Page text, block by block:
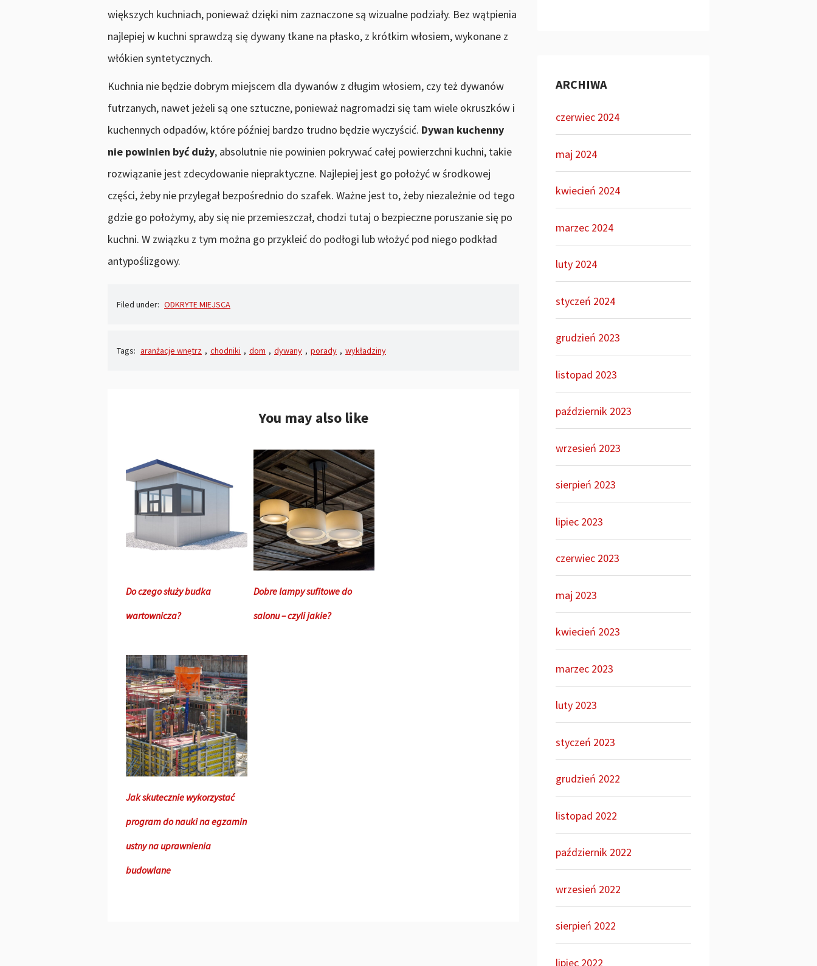
większych kuchniach, ponieważ dzięki nim zaznaczone są wizualne podziały. Bez wątpienia
najlepiej w kuchni sprawdzą się dywany tkane na płasko, z krótkim włosiem, wykonane z
włókien syntetycznych.
Kuchnia nie będzie dobrym miejscem dla dywanów z długim włosiem, czy też dywanów
futrzanych, nawet jeżeli są one sztuczne, ponieważ nagromadzi się tam wiele okruszków i
kuchennych odpadów, które później bardzo trudno będzie wyczyścić. Dywan kuchenny
nie powinien być duży, absolutnie nie powinien pokrywać całej powierzchni kuchni, takie
rozwiązanie jest zdecydowanie niepraktyczne. Najlepiej jest go położyć w środkowej
części, żeby nie przylegał bezpośrednio do szafek. Ważne jest to, żeby niezależnie od tego
gdzie go położymy, aby się nie przemieszczał, chodzi tutaj o bezpieczne poruszanie się po
kuchni. W związku z tym można go przykleić do podłogi lub włożyć pod niego podkład
antypoślizgowy.
Filed under: ODKRYTE MIEJSCA
Tags: aranżacje wnętrz , chodniki , dom , dywany , porady , wykładziny
You may also like
Do czego służy budka
wartownicza?
Dobre lampy sufitowe do
salonu – czyli jakie?
Jak skutecznie wykorzystać
program do nauki na egzamin
ustny na uprawnienia
budowlane
ARCHIWA
czerwiec 2024
maj 2024
kwiecień 2024
marzec 2024
luty 2024
styczeń 2024
grudzień 2023
listopad 2023
październik 2023
wrzesień 2023
sierpień 2023
lipiec 2023
czerwiec 2023
maj 2023
kwiecień 2023
marzec 2023
luty 2023
styczeń 2023
grudzień 2022
listopad 2022
październik 2022
wrzesień 2022
sierpień 2022
lipiec 2022